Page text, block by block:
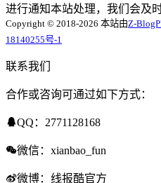
进行通知本站处理，我们会及
Copyright © 2018-2026 本站由Z-
18140255号-1
联系我们
合作或咨询可通过如下方式：
QQ：2771128168
微信：xianbao_fun
微博：线报酷官方